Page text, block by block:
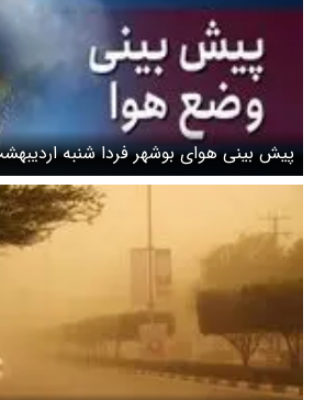
پیش بینی هوای بوشهر فردا شنبه
سطح زرد صادر شد